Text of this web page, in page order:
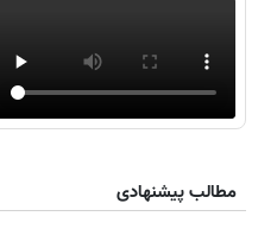
مطالب پیشنهادی